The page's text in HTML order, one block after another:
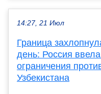
14:27, 21 Июл
Граница
день: Россия
ограничения
Узбекистана